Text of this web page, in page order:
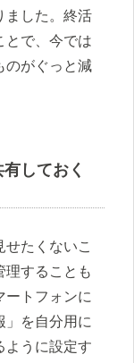
ました。終活
とで、今では
のがぐっと減
しておく
せたくないこ
理することも
ートフォンに
」を自分用に
ように設定す